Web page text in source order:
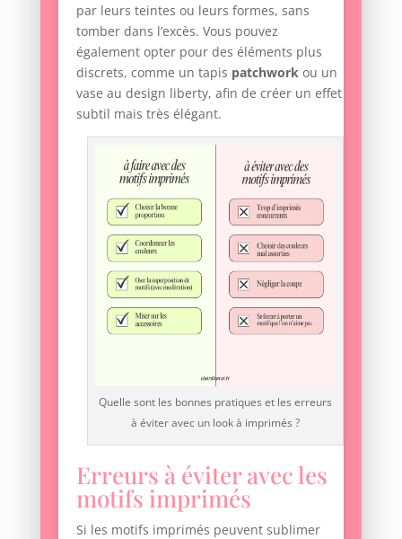
par leurs teintes ou leurs formes, sans
tomber dans l’excès. Vous pouvez
également opter pour des éléments plus
discrets, comme un tapis patchworkou un
vase au design liberty, afin de créer un effet
subtil mais très élégant.
Quelle sont les bonnes pratiques et les erreurs
à éviter avec un look à imprimés ?
Erreurs à éviter avec les
motifs imprimés
Si les motifs imprimés peuvent sublimer